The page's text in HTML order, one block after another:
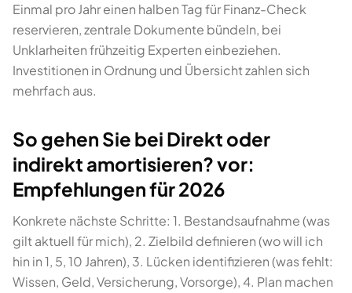
Einmal pro Jahr einen halben Tag für Finanz-Check
reservieren, zentrale Dokumente bündeln, bei
Unklarheiten frühzeitig Experten einbeziehen.
Investitionen in Ordnung und Übersicht zahlen sich
mehrfach aus.
So gehen Sie bei Direkt oder
indirekt amortisieren? vor:
Empfehlungen für 2026
Konkrete nächste Schritte: 1. Bestandsaufnahme (was
gilt aktuell für mich), 2. Zielbild definieren (wo will ich
hin in 1, 5, 10 Jahren), 3. Lücken identifizieren (was fehlt:
Wissen, Geld, Versicherung, Vorsorge), 4. Plan machen